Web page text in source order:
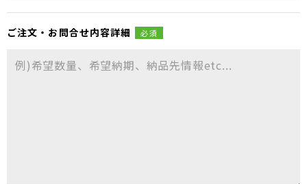
ご注文・ お問合せ内容詳細 必須